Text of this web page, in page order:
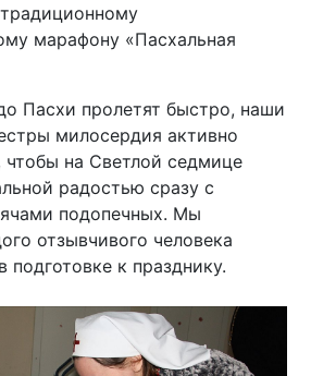
марафону «Пасхальная
Пасхи пролетят быстро, наши
милосердия активно
чтобы на Светлой седмице
радостью сразу с
подопечных. Мы
отзывчивого человека
подготовке к празднику.